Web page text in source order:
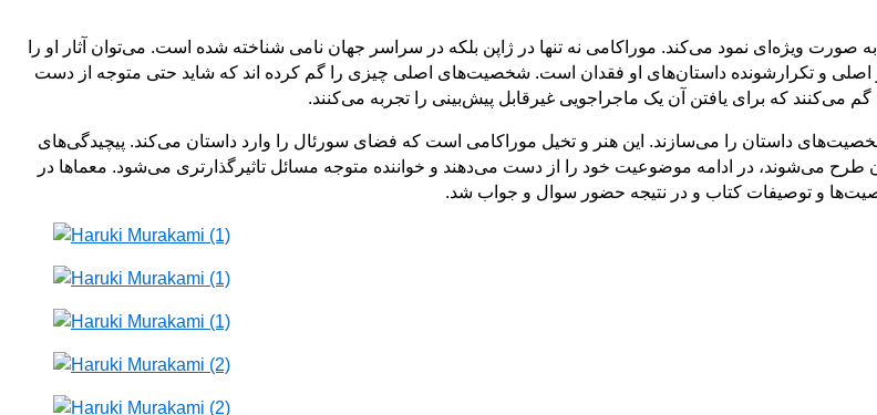
ویژه‌ای نمود می‌کند. موراکامی نه تنها در ژاپن بلکه در سراسر جهان نامی شناخته شده است. می‌توان آثار او را
اصلی و تکرارشونده داستان‌های او فقدان است. شخصیت‌های اصلی چیزی را گم کرده اند که شاید حتی متوجه از دست
که برای یافتن آن یک ماجراجویی غیرقابل پیش‌بینی را تجربه می‌کنند.
داستان را می‌سازند. این هنر و تخیل موراکامی است که فضای سورئال را وارد داستان می‌کند. پیچیدگی‌های
طرح می‌شوند، در ادامه موضوعیت خود را از دست می‌دهند و خواننده متوجه مسائل تاثیرگذارتری می‌شود. معماها در
و توصیفات کتاب و در نتیجه حضور سوال و جواب شد.